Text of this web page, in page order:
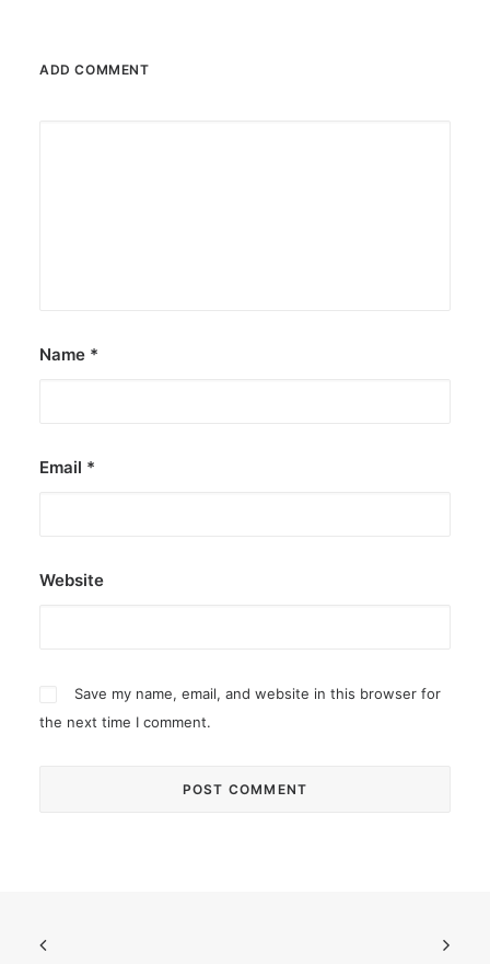
ADD COMMENT
Name *
Email *
Website
Save my name, email, and website in this browser for
the next time I comment.